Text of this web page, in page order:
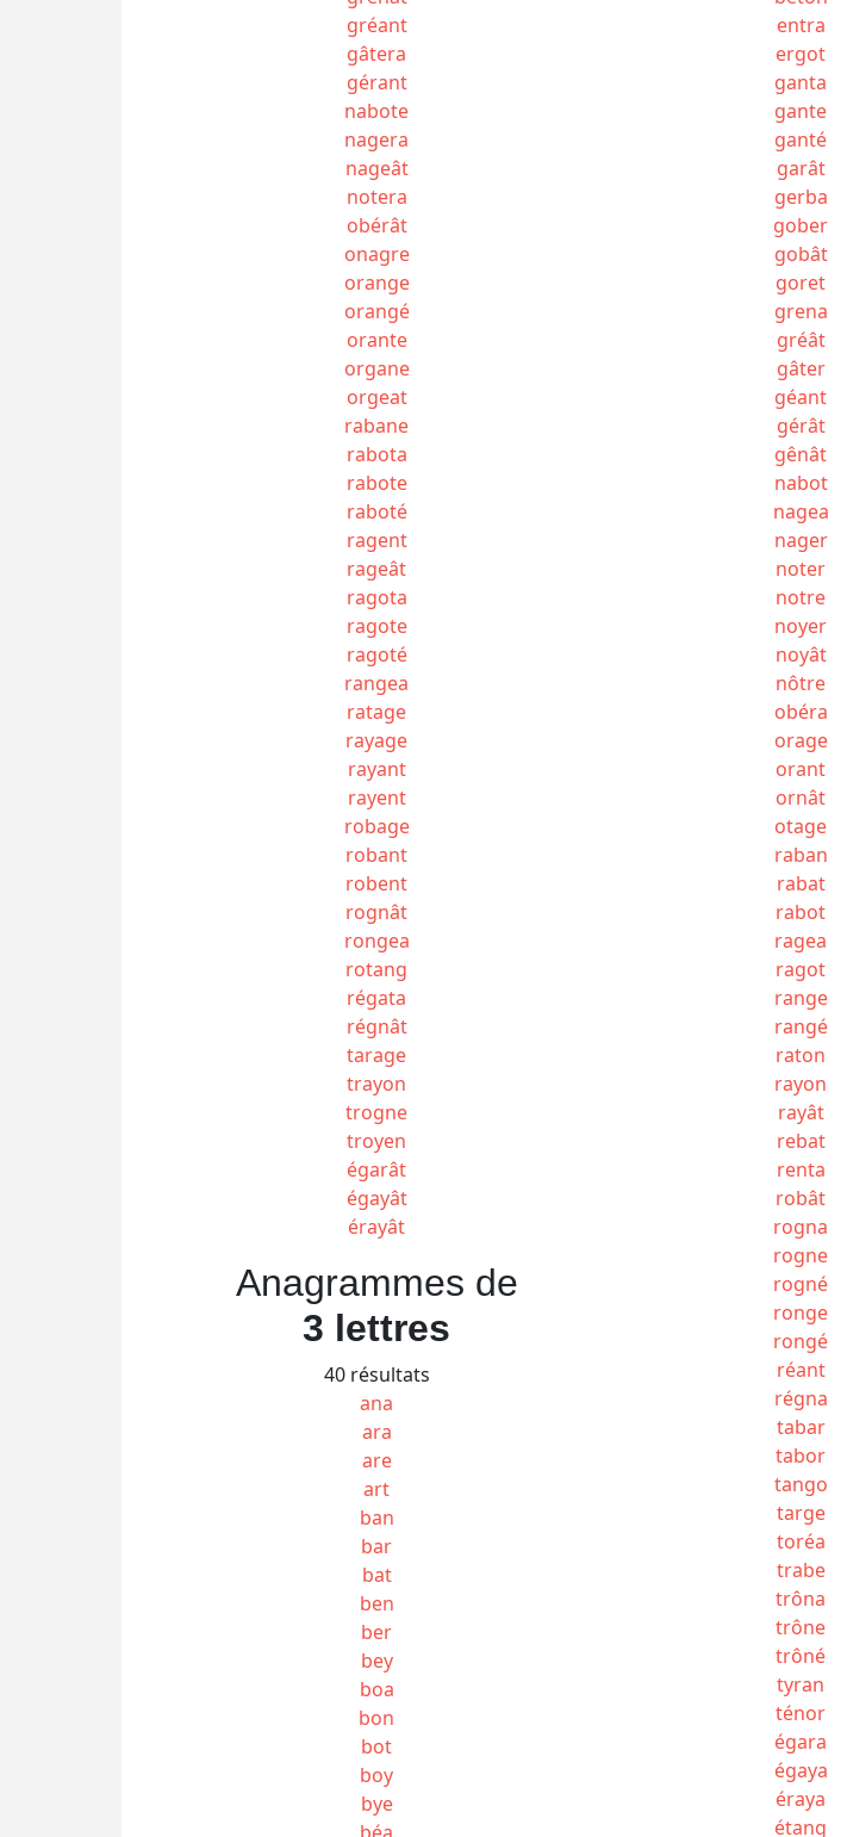
gréant
gâtera
gérant
nabote
nagera
nageât
notera
obérât
onagre
orange
orangé
orante
organe
orgeat
rabane
rabota
rabote
raboté
ragent
rageât
ragota
ragote
ragoté
rangea
ratage
rayage
rayant
rayent
robage
robant
robent
rognât
rongea
rotang
régata
régnât
tarage
trayon
trogne
troyen
égarât
égayât
érayât
entra
ergot
ganta
gante
ganté
garât
gerba
gober
gobât
goret
grena
gréât
gâter
géant
gérât
gênât
nabot
nagea
nager
noter
notre
noyer
noyât
nôtre
obéra
orage
orant
ornât
otage
raban
rabat
rabot
ragea
ragot
range
rangé
raton
rayon
rayât
rebat
renta
robât
rogna
rogne
rogné
ronge
rongé
réant
régna
tabar
tabor
tango
targe
toréa
trabe
trôna
trône
trôné
tyran
ténor
égara
égaya
éraya
étang
Anagrammes de
3 lettres
40 résultats
ana
ara
are
art
ban
bar
bat
ben
ber
bey
boa
bon
bot
boy
bye